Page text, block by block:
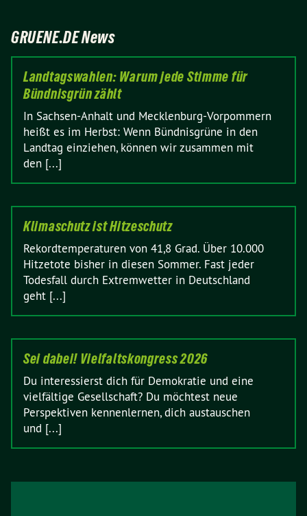
GRUENE.DE News
Landtagswahlen: Warum jede Stimme für
Bündnisgrün zählt
In Sachsen-Anhalt und Mecklenburg-Vorpommern
heißt es im Herbst: Wenn Bündnisgrüne in den
Landtag einziehen, können wir zusammen mit
den [...]
Klimaschutz ist Hitzeschutz
Rekordtemperaturen von 41,8 Grad. Über 10.000
Hitzetote bisher in diesen Sommer. Fast jeder
Todesfall durch Extremwetter in Deutschland
geht [...]
Sei dabei! Vielfaltskongress 2026
Du interessierst dich für Demokratie und eine
vielfältige Gesellschaft? Du möchtest neue
Perspektiven kennenlernen, dich austauschen
und [...]